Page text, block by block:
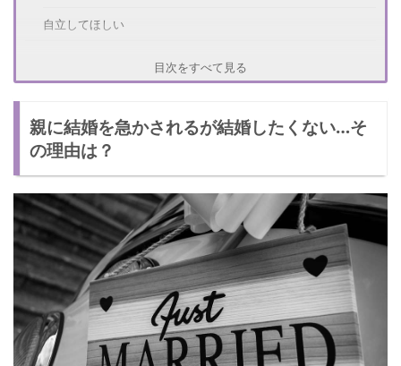
自立してほしい
一人暮らしをする
彼氏を紹介する
結婚以外で親を安心させる方法はある？
自立する
安定した仕事をする
彼氏をつくる
結婚は無理にするものではない！
目次をすべて見る
親に結婚を急かされるが結婚したくない…そ
の理由は？